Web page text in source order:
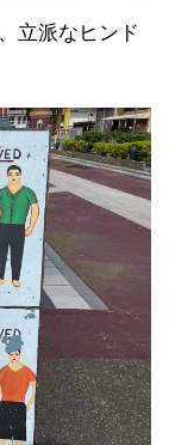
立派なヒンド